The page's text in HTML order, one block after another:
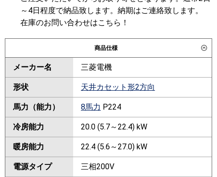
～4日程度で納品致します。納期はご連絡致します。
在庫のお問い合わせはこちら！
商品仕様
メーカー名 三菱電機
形状 天井カセット形2方向
馬力（能力） 8馬力 P224
冷房能力 20.0 (5.7～22.4) kW
暖房能力 22.4 (5.6～27.0) kW
電源タイプ 三相200V